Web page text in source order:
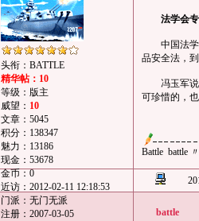
头衔：BATTLE
精华帖：10
等级：版主
威望： 10
文章：5045
积分：138347
魅力：13186
现金：53678
金币：0
近访：2012-02-11 12:18:53
门派：无门无派
注册：2007-03-05
法学会
中国法学会
品安全法，
冯玉军说，
可珍惜的，
Battle battle
battle